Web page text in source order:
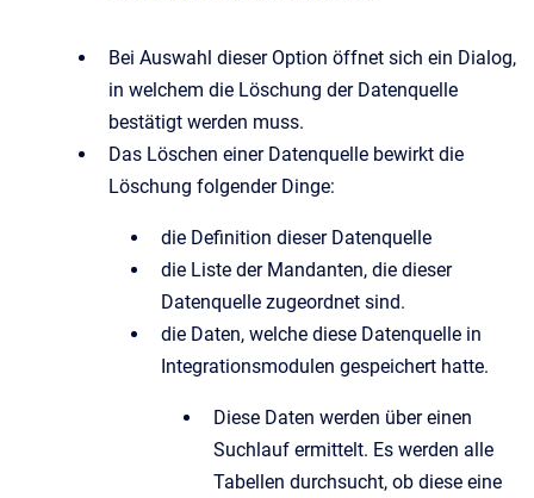
Bei Auswahl dieser Option öffnet sich ein Dialog,
in welchem die Löschung der Datenquelle
bestätigt werden muss.
Das Löschen einer Datenquelle bewirkt die
Löschung folgender Dinge:
die Definition dieser Datenquelle
die Liste der Mandanten, die dieser
Datenquelle zugeordnet sind.
die Daten, welche diese Datenquelle in
Integrationsmodulen gespeichert hatte.
Diese Daten werden über einen
Suchlauf ermittelt. Es werden alle
Tabellen durchsucht, ob diese eine